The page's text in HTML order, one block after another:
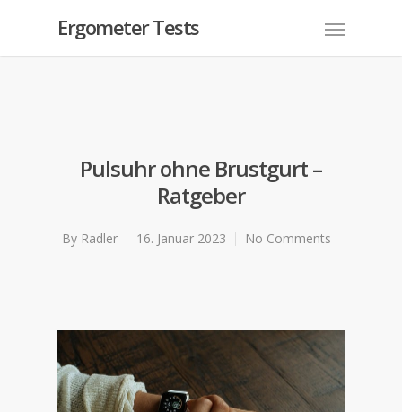
Ergometer Tests
Pulsuhr ohne Brustgurt –
Ratgeber
By Radler 16. Januar 2023 No Comments